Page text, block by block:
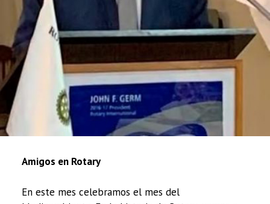
Amigos en Rotary
En este mes celebramos el mes del